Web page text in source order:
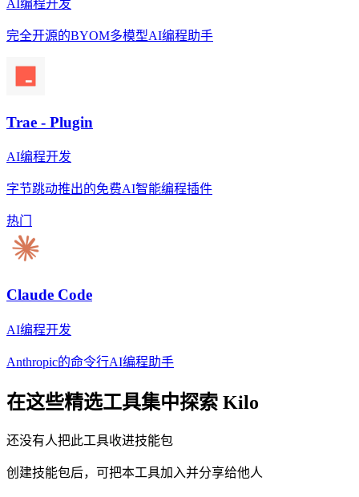
AI编程开发
完全开源的BYOM多模型AI编程助手
Trae - Plugin
AI编程开发
字节跳动推出的免费AI智能编程插件
热门
Claude Code
AI编程开发
Anthropic的命令行AI编程助手
在这些精选工具集中探索 Kilo
还没有人把此工具收进技能包
创建技能包后，可把本工具加入并分享给他人